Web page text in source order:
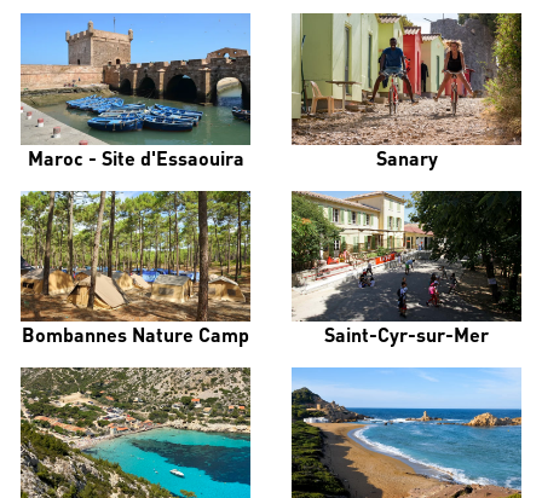
Maroc - Site d'Essaouira Sanary
Bombannes Nature Camp Saint-Cyr-sur-Mer